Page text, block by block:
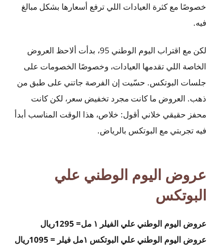
خصوصًا مع كثرة العيادات اللي ترفع أسعارها بشكل مبالغ
فيه.
لكن مع اقتراب اليوم الوطني 95، بدأت ألاحظ العروض
الخاصة اللي تقدمها العيادات، وخصوصًا الخصومات على
جلسات البوتكس. حسّيت إن الفرصة جاتني على طبق من
ذهب. العروض ما كانت مجرد تخفيض سعر، لكن كانت
محفز حقيقي خلاني أقول: خلاص، هذا الوقت المناسب أبدأ
فيه تجربتي مع البوتكس بالرياض.
عروض اليوم الوطني علي
البوتكس
عروض اليوم الوطني علي الفيلر ١ مل= 1295ريال
عروض اليوم الوطني علي البوتكس ١مل فيلر = 1095ريال